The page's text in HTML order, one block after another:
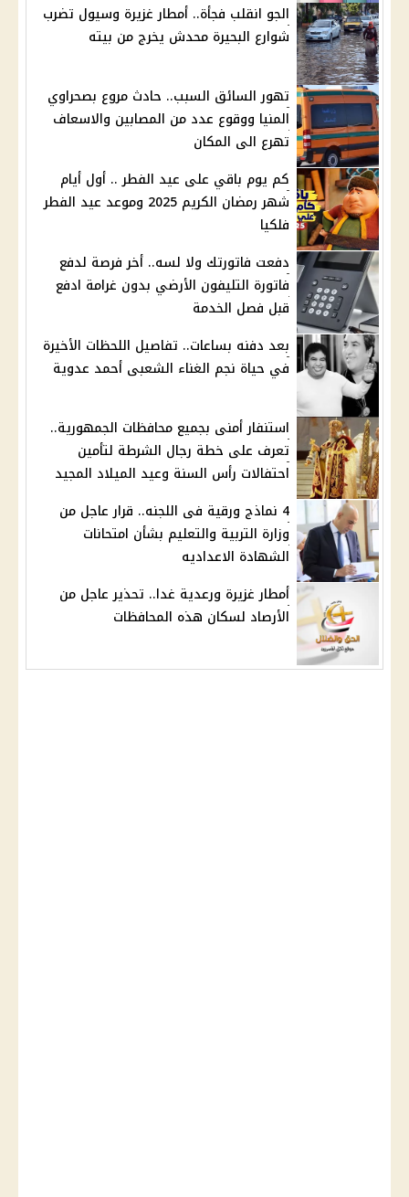
الجو انقلب فجأة.. أمطار غزيرة وسيول تضرب
شوارع البحيرة محدش يخرج من بيته
تهور السائق السبب.. حادث مروع بصحراوي
المنيا ووقوع عدد من المصابين والاسعاف
تهرع الى المكان
كم يوم باقي على عيد الفطر .. أول أيام
شهر رمضان الكريم 2025 وموعد عيد الفطر
فلكيا
دفعت فاتورتك ولا لسه.. أخر فرصة لدفع
فاتورة التليفون الأرضي بدون غرامة ادفع
قبل فصل الخدمة
بعد دفنه بساعات.. تفاصيل اللحظات الأخيرة
في حياة نجم الغناء الشعبى أحمد عدوية
استنفار أمنى بجميع محافظات الجمهورية..
تعرف على خطة رجال الشرطة لتأمين
احتفالات رأس السنة وعيد الميلاد المجيد
4 نماذج ورقية فى اللجنه.. قرار عاجل من
وزارة التربية والتعليم بشأن امتحانات
الشهادة الاعداديه
أمطار غزيرة ورعدية غدا.. تحذير عاجل من
الأرصاد لسكان هذه المحافظات